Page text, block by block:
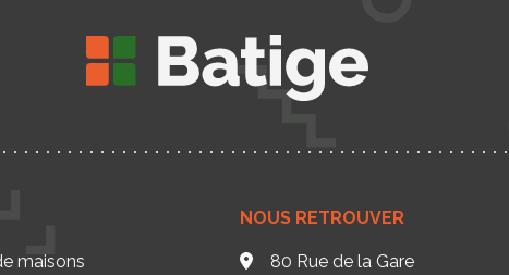
maisons
NOUS RETROUVER
80 Rue de la Gare